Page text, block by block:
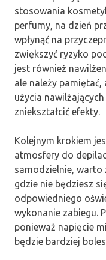
stosowania
perfumy, na dzień
wpłynąć na
zwiększyć ryzyko
jest również
ale należy pamiętać,
użycia
zniekształcić efekty.
Kolejnym krokiem
atmosfery do
samodzielnie, warto
gdzie nie będziesz
odpowiedniego
wykonanie zabiegu.
ponieważ napięcie
będzie bardziej